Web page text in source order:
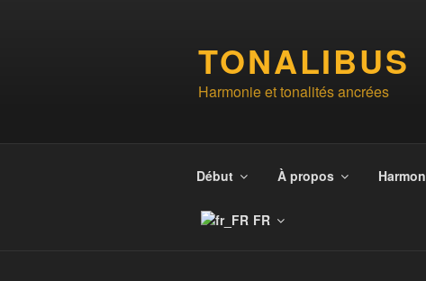
TONALIBUS
Harmonie et tonalités ancrées
Début À propos
FR